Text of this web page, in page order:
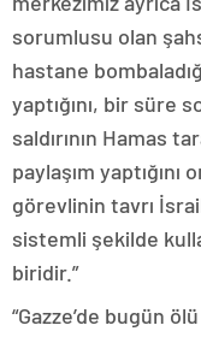
sorumlusu olan
hastane
yaptığını, bir süre
saldırının Hamas
paylaşım yaptığını
görevlinin tavrı
sistemli şekilde
biridir.”
“Gazze’de bugün